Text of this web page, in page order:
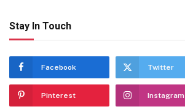
Stay In Touch
Facebook Twitter
Pinterest Instagram